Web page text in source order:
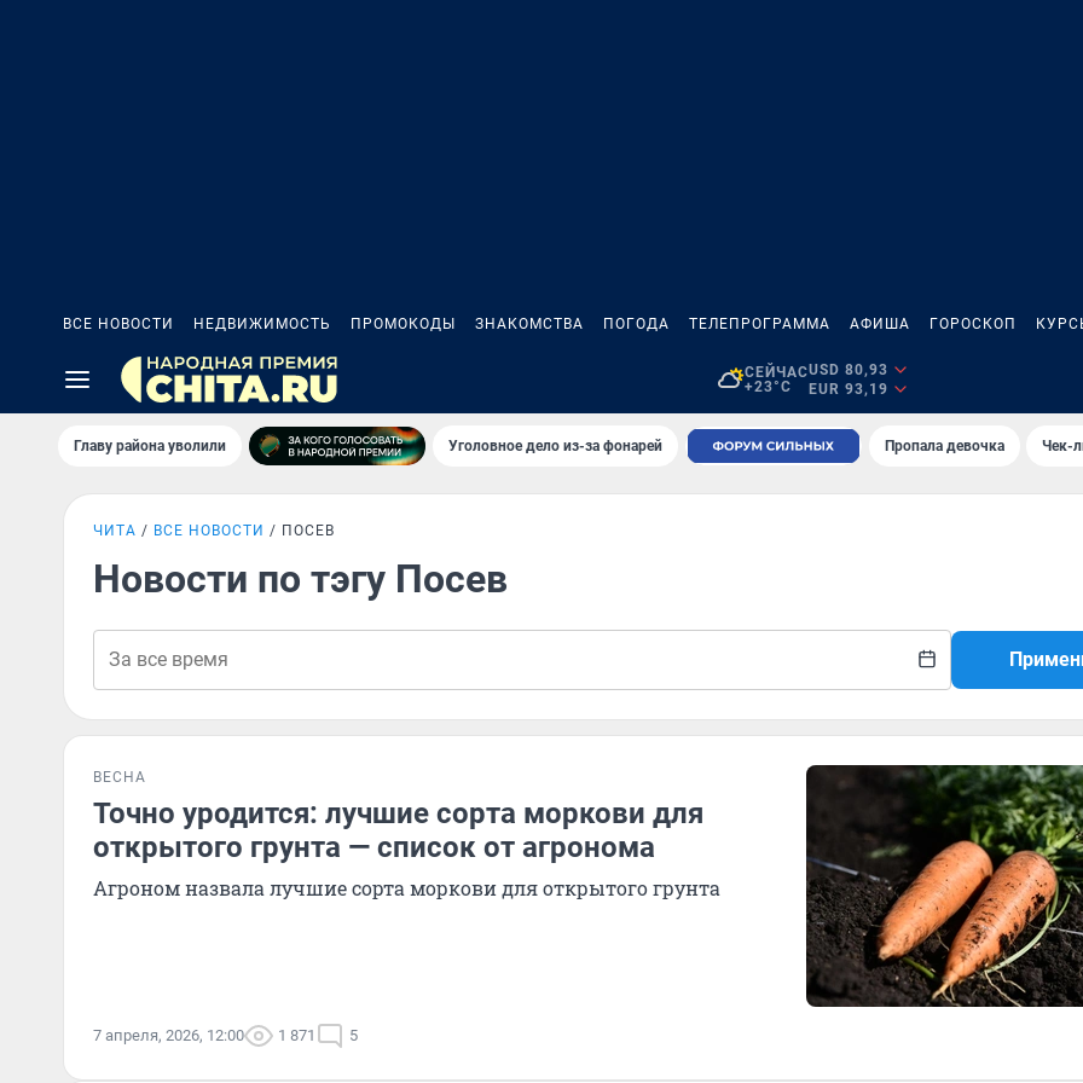
ВСЕ НОВОСТИ НЕДВИЖИМОСТЬ ПРОМОКОДЫ ЗНАКОМСТВА ПОГОДА ТЕЛЕПРОГРАММА АФИША ГОРОСКОП
СЕЙЧАС
+23°C
USD 80,93
EUR 93,19
Главу района уволили Уголовное дело из-за фонарей Пропала девочка Чек-
ЧИТА ВСЕ НОВОСТИ ПОСЕВ
Новости по тэгу Посев
ВЕСНА
Точно уродится: лучшие сорта моркови для
открытого грунта — список от агронома
Агроном назвала лучшие сорта моркови для открытого грунта
7 апреля, 2026, 12:00 1 871 5